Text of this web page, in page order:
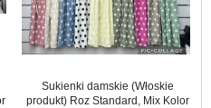
Sukienki damskie (Włoskie
produkt) Roz Standard, Mix Kolor